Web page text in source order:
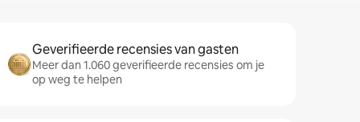
Geverifieerde recensies van gasten
Meer dan 1.060 geverifieerde recensies om je
op weg te helpen